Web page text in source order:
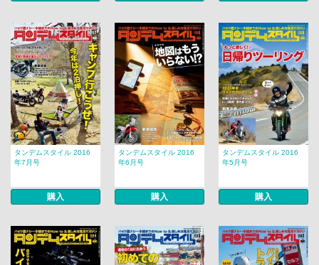
タンデムスタイル 2016
年7月号
購入
タンデムスタイル 2016
年6月号
購入
タンデムスタイル 2016
年5月号
購入